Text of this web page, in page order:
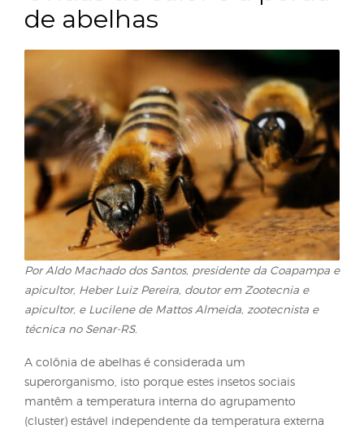
Ondas de calor e a
de abelhas
Por Aldo Machado dos Santos, presidente da
apicultor, Heber Luiz Pereira, doutor em Zootecnia e
apicultor, e Lucilene de Mattos Almeida,